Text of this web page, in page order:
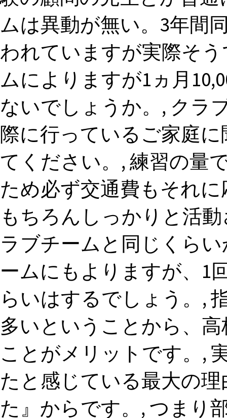
ムは異動が無い。3年間
われていますが実際そ
ムによりますが1ヵ月
ないでしょうか。, クラ
際に行っているご家庭
てください。, 練習の量
ため必ず交通費もそれ
もちろんしっかりと活
ラブチームと同じくら
ームにもよりますが、1
らいはするでしょう。,
多いということから、
ことがメリットです。,
たと感じている最大の
た』からです。, つまり